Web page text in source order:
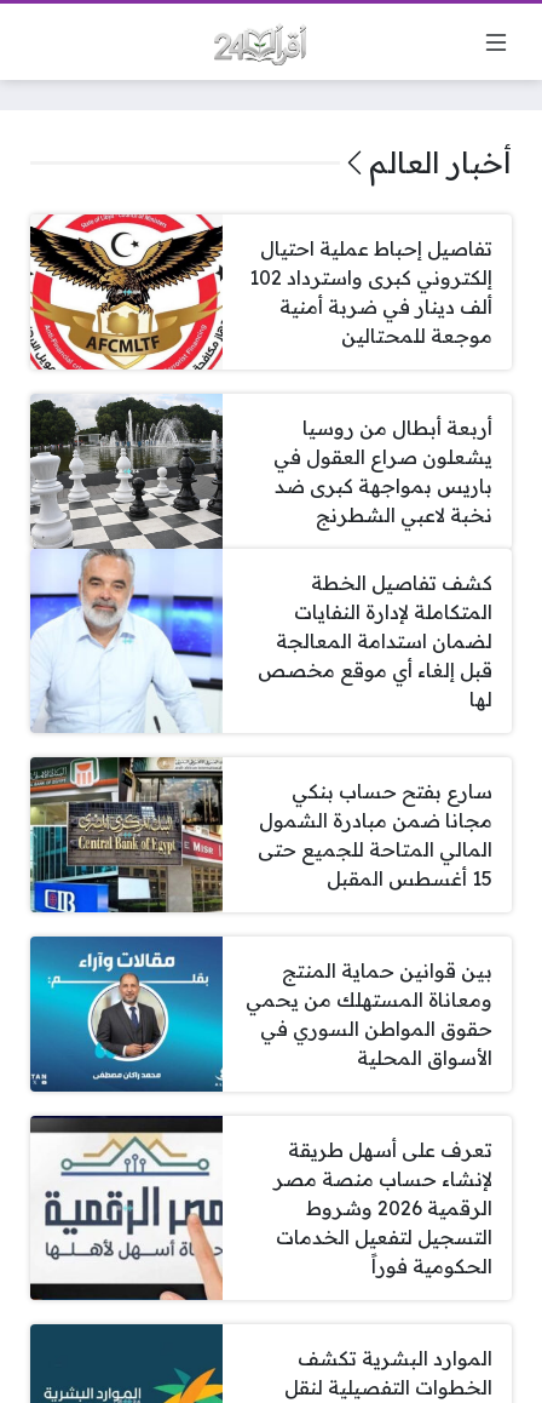
أخبار العالم
تفاصيل إحباط عملية احتيال
إلكتروني كبرى واسترداد 102
ألف دينار في ضربة أمنية
موجعة للمحتالين
أربعة أبطال من روسيا
يشعلون صراع العقول في
باريس بمواجهة كبرى ضد
نخبة لاعبي الشطرنج
كشف تفاصيل الخطة
المتكاملة لإدارة النفايات
لضمان استدامة المعالجة
قبل إلغاء أي موقع مخصص
لها
سارع بفتح حساب بنكي
مجانا ضمن مبادرة الشمول
المالي المتاحة للجميع حتى
15 أغسطس المقبل
بين قوانين حماية المنتج
ومعاناة المستهلك من يحمي
حقوق المواطن السوري في
الأسواق المحلية
تعرف على أسهل طريقة
لإنشاء حساب منصة مصر
الرقمية 2026 وشروط
التسجيل لتفعيل الخدمات
الحكومية فوراً
الموارد البشرية تكشف
الخطوات التفصيلية لنقل